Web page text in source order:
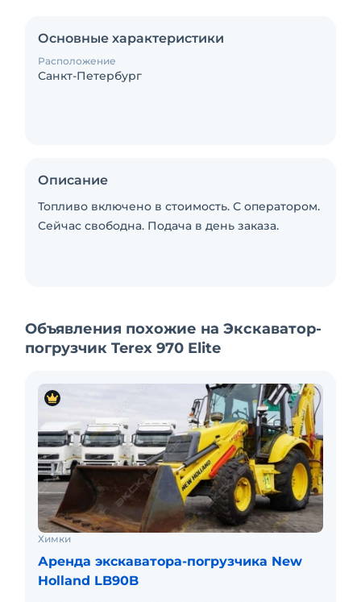
Основные характеристики
Расположение
Санкт-Петербург
Описание
Топливо включено в стоимость. С оператором.
Сейчас свободна. Подача в день заказа.
Объявления похожие на Экскаватор-
погрузчик Terex 970 Elite
Химки
Аренда экскаватора-погрузчика New
Holland LB90B